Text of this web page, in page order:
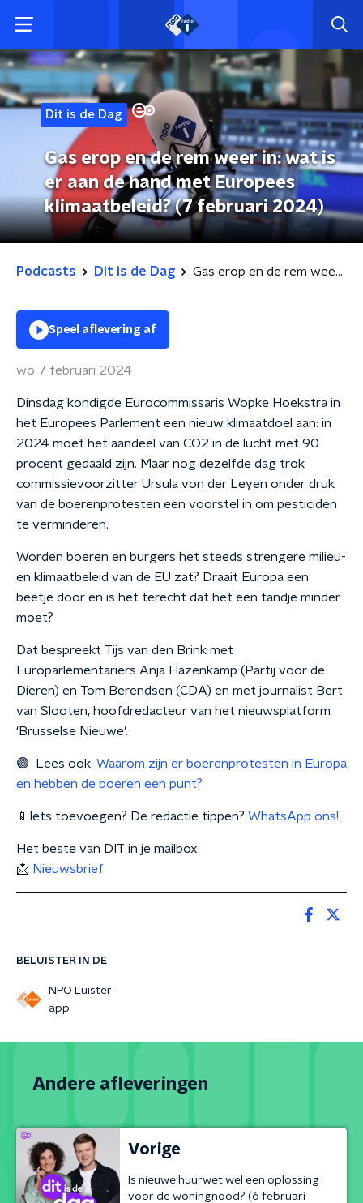
Dit is de Dag
Gas erop en de rem weer in: wat is
er aan de hand met Europees
klimaatbeleid? (7 februari 2024)
Podcasts Dit is de Dag Gas erop en de rem weer in: wat is er aan de hand met Europees klimaatbeleid? (7 februari 2024)
BELUISTER IN DE
NPO Luister
app
Speel aflevering af
wo 7 februari 2024
Dinsdag kondigde Eurocommissaris Wopke Hoekstra in
het Europees Parlement een nieuw klimaatdoel aan: in
2024 moet het aandeel van CO2 in de lucht met 90
procent gedaald zijn. Maar nog dezelfde dag trok
commissievoorzitter Ursula von der Leyen onder druk
van de boerenprotesten een voorstel in om pesticiden
te verminderen.
Worden boeren en burgers het steeds strengere milieu-
en klimaatbeleid van de EU zat? Draait Europa een
beetje door en is het terecht dat het een tandje minder
moet?
Dat bespreekt Tijs van den Brink met
Europarlementariërs Anja Hazenkamp (Partij voor de
Dieren) en Tom Berendsen (CDA) en met journalist Bert
van Slooten, hoofdredacteur van het nieuwsplatform
‘Brusselse Nieuwe’.
🟣 Lees ook: Waarom zijn er boerenprotesten in Europa
en hebben de boeren een punt?
📱Iets toevoegen? De redactie tippen? WhatsApp ons!
Het beste van DIT in je mailbox:
📩 Nieuwsbrief
Andere afleveringen
Vorige
Is nieuwe huurwet wel een oplossing
voor de woningnood? (6 februari